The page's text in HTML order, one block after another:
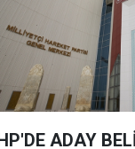
ADAY